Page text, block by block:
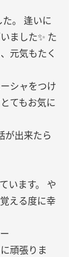
。
逢いに
ました✨ た
元気もたく
シャをつけ
てもお気に
が出来たら
います。
や
える度に幸
頑張りま